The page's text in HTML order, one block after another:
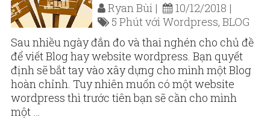
Ryan Bùi
10/12/2018
5 Phút với Wordpress,BLOG
Sau nhiều ngày đắn đo và thai nghén cho chủ đề
để viết Blog hay website wordpress. Bạn quyết
định sẽ bắt tay vào xây dựng cho mình một Blog
hoàn chỉnh. Tuy nhiên muốn có một website
wordpress thì trước tiên bạn sẽ cần cho mình
một …